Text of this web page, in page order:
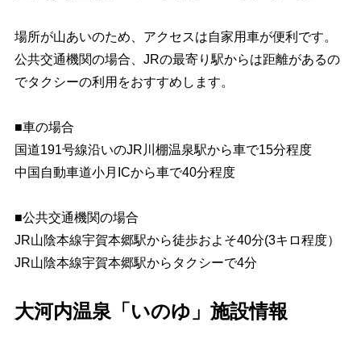
場所が山あいのため、アクセスは自家用車が便利です。
公共交通機関の場合、JRの最寄り駅からは距離があるの
でタクシーの利用をおすすめします。
■車の場合
国道191号線沿いのJR川棚温泉駅から車で15分程度
中国自動車道小月ICから車で40分程度
■公共交通機関の場合
JR山陰本線宇賀本郷駅から徒歩およそ40分(3キロ程度）
JR山陰本線宇賀本郷駅からタクシーで4分
大河内温泉「いのゆ」施設情報